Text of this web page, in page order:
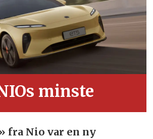
minste
fra Nio var en ny